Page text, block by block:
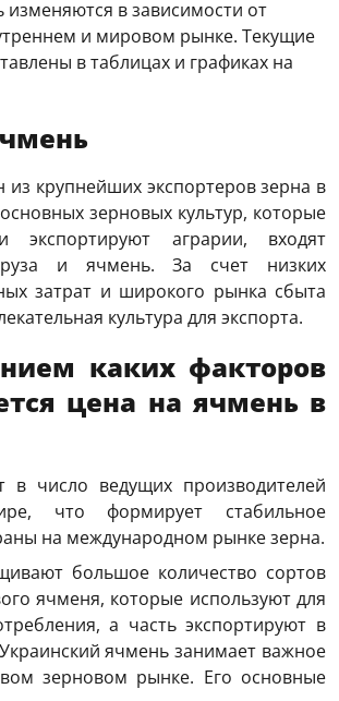
в зависимости от
и мировом рынке. Текущие
в таблицах и графиках на
крупнейших экспортеров зерна в
зерновых культур, которые
экспортируют аграрии, входят
и ячмень. За счет низких
затрат и широкого рынка сбыта
культура для экспорта.
каких факторов
цена на ячмень в
в число ведущих производителей
что формирует стабильное
на международном рынке зерна.
большое количество сортов
ячменя, которые используют для
а часть экспортируют в
ячмень занимает важное
зерновом рынке. Его основные